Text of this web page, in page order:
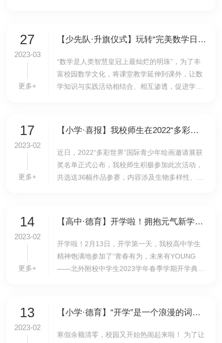
27
2023-03
更多+
【少先队·升旗仪式】玩转“完美数学日”探索“数学大世界”——我校举行小学生第7周升旗仪式
“数学是人类智慧皇冠上最灿烂的明珠”，为了丰
富校园数学文化，将课堂教学延伸到课外，让数
学知识与实践活动相结合、相互渗透，促进学生
17
2023-02
更多+
【小学·喜报】我校师生在2022“多彩世界”国际青少年绘画邀请展中喜获佳绩
​近日，2022“多彩世界”国际青少年绘画邀请展获
奖名单正式公布，我校师生积极参加此次活动，
共选送36幅作品参赛，内容涉及生物多样性、海
14
2023-02
更多+
【高中·德育】开学啦！拥抱元气新学期——高中学部2023年春季学期开学记
开学啦！2月13日，开学第一天，我校高中学生
精神饱满地参加了“青春有为，未来有YOUNG
——北外附校中学生2023学年春季学期开学典
13
2023-02
【小学·德育】“开学”是一个浪漫的词，就像“春天来了，我们见面吧”！——我校小学各班级开学准备工作就绪
​寒假余额清零，校园又开始热闹起来啦！ 为了让